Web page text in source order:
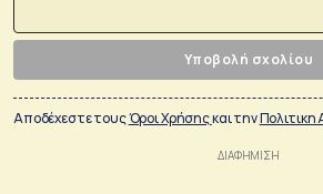
Υποβολή σχολίου
Αποδέχεστε τουςΌροι Χρήσηςκαι την